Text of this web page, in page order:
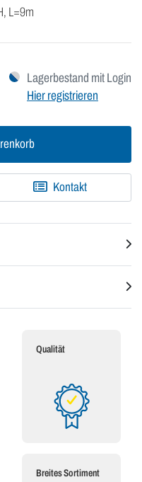
L=9m
Lagerbestand mit Login
Hier registrieren
Kontakt
Qualität
Breites Sortiment